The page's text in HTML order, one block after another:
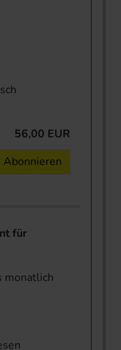
56,00 EUR
Abonnieren
für
monatlich